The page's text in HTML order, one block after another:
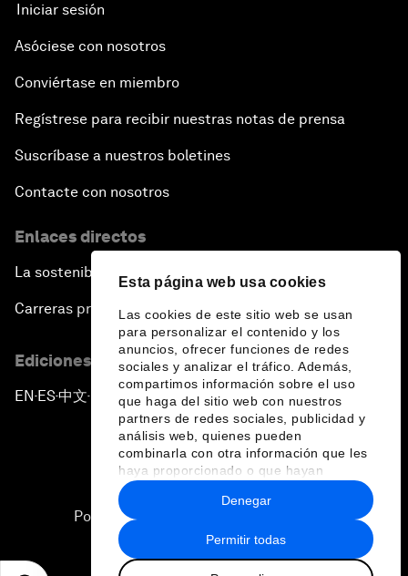
Esta página web usa cookies
Las cookies de este sitio web se usan
para personalizar el contenido y los
anuncios, ofrecer funciones de redes
sociales y analizar el tráfico. Además,
compartimos información sobre el uso
que haga del sitio web con nuestros
partners de redes sociales, publicidad y
análisis web, quienes pueden
combinarla con otra información que les
haya proporcionado o que hayan
recopilado a partir del uso que haya
hecho de sus servicios.
Permitir todas
Denegar
Iniciar sesión
Asóciese con nosotros
Conviértase en miembro
Regístrese para recibir nuestras notas de prensa
Suscríbase a nuestros boletines
Contacte con nosotros
Enlaces directos
La sostenibilidad en el Foro
Carreras profesionales
Ediciones en otros idiomas
EN ▪ES▪中文▪ 日本語
Política de privacidad y normas de uso
Sitemap